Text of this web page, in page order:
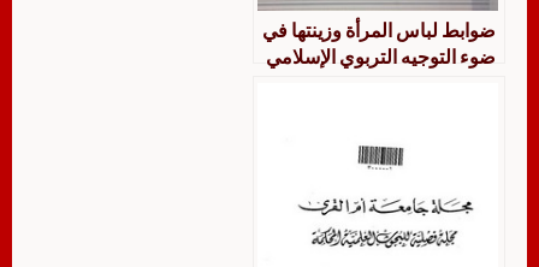
ضوابط لباس المرأة وزينتها في
ضوء التوجيه التربوي الإسلامي